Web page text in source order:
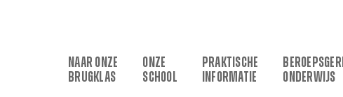
NAAR ONZE
BRUGKLAS
ONZE
SCHOOL
PRAKTISCHE
INFORMATIE
ONDERWIJS